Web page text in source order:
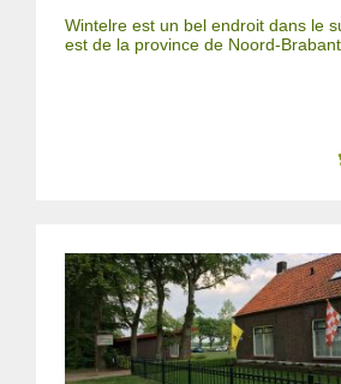
Wintelre est un bel endroit dans le
est de la province de Noord-Brabant